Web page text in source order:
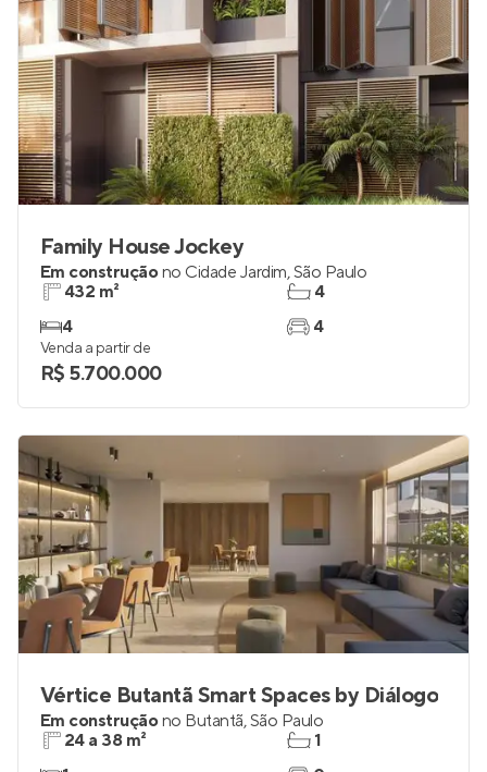
Family House Jockey
Em construçãono Cidade Jardim,São Paulo
432 m²
4
4
4
Venda a partir de
R$ 5.700.000
Vértice Butantã Smart Spaces by Diálogo
Em construçãono Butantã,São Paulo
24 a 38 m²
1